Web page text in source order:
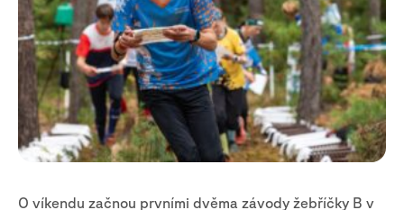
O víkendu začnou prvními dvěma závody žebříčky B v